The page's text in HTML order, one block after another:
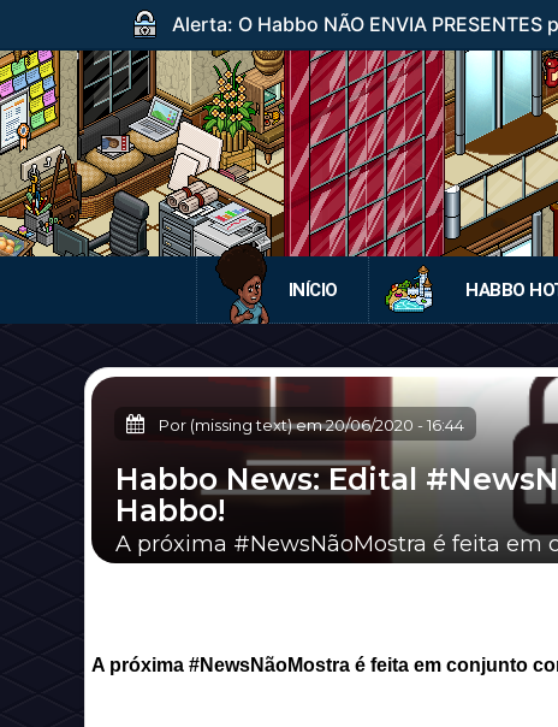
Alerta: O Habbo NÃO ENVIA
INÍCIO HABBO
Por (missing text) em20/06/2020 -16:44
Habbo News: Edital
Habbo!
A próxima #NewsNãoMostra é feita em
A próxima #NewsNãoMostra é feita em conjunto